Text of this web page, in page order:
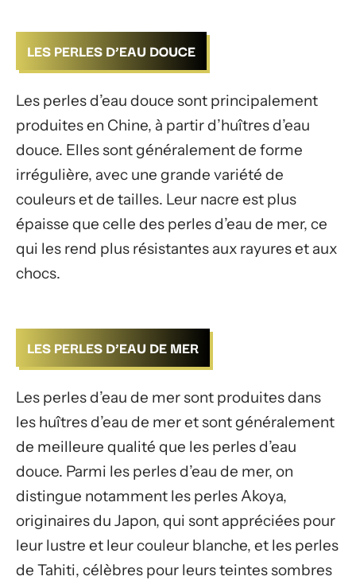
LES PERLES D’EAU DOUCE
Les perles d’eau douce sont principalement
produites en Chine, à partir d’huîtres d’eau
douce. Elles sont généralement de forme
irrégulière, avec une grande variété de
couleurs et de tailles. Leur nacre est plus
épaisse que celle des perles d’eau de mer, ce
qui les rend plus résistantes aux rayures et aux
chocs.
LES PERLES D’EAU DE MER
Les perles d’eau de mer sont produites dans
les huîtres d’eau de mer et sont généralement
de meilleure qualité que les perles d’eau
douce. Parmi les perles d’eau de mer, on
distingue notamment les perles Akoya,
originaires du Japon, qui sont appréciées pour
leur lustre et leur couleur blanche, et les perles
de Tahiti, célèbres pour leurs teintes sombres